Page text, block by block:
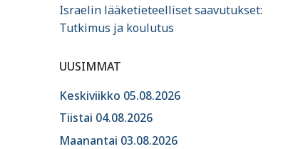
Israelin lääketieteelliset saavutukset:
Tutkimus ja koulutus
UUSIMMAT
Keskiviikko 05.08.2026
Tiistai 04.08.2026
Maanantai 03.08.2026